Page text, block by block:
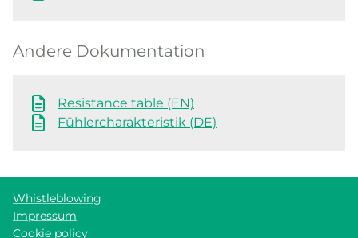
Andere Dokumentation
Resistance table (EN)
Fühlercharakteristik (DE)
Whistleblowing
Impressum
Cookie policy